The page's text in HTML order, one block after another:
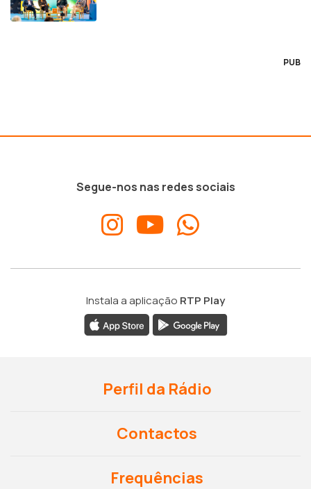
PUB
Segue-nos nas redes sociais
Instala a aplicação RTP Play
Perfil da Rádio
Contactos
Frequências